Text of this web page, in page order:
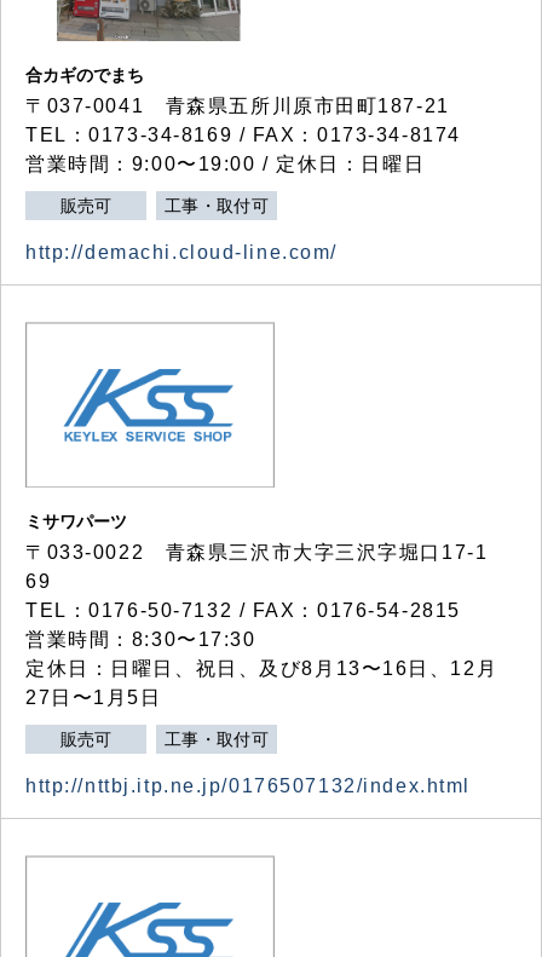
合カギのでまち
〒037-0041 青森県五所川原市田町187-21
TEL：0173-34-8169 / FAX：0173-34-8174
営業時間：9:00〜19:00 / 定休日：日曜日
販売可 工事・取付可
http://demachi.cloud-line.com/
ミサワパーツ
〒033-0022 青森県三沢市大字三沢字堀口17-1
69
TEL：0176-50-7132 / FAX：0176-54-2815
営業時間：8:30〜17:30
定休日：日曜日、祝日、及び8月13〜16日、12月
27日〜1月5日
販売可 工事・取付可
http://nttbj.itp.ne.jp/0176507132/index.html